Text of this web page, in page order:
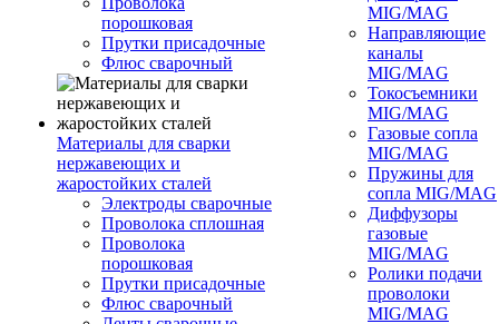
порошковая
Прутки присадочные
Флюс сварочный
Материалы для сварки
нержавеющих и
жаростойких сталей
Электроды сварочные
Проволока сплошная
Проволока
порошковая
Прутки присадочные
Флюс сварочный
MIG/MAG
Направляющие
каналы
MIG/MAG
Токосъемники
MIG/MAG
Газовые сопла
MIG/MAG
Пружины для
сопла MIG/MAG
Диффузоры
газовые
MIG/MAG
Ролики подачи
проволоки
MIG/MAG